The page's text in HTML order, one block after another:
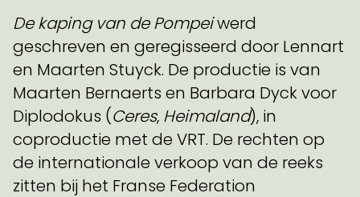
De kaping van de Pompeiwerd
geschreven en geregisseerd door Lennart
en Maarten Stuyck. De productie is van
Maarten Bernaerts en Barbara Dyck voor
Diplodokus (Ceres, Heimaland), in
coproductie met de VRT. De rechten op
de internationale verkoop van de reeks
zitten bij het Franse Federation